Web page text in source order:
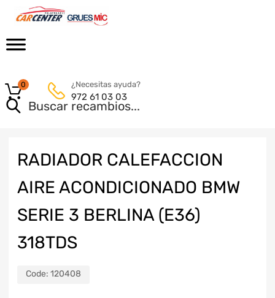
¿Necesitas ayuda?
972 61 03 03
0
RADIADOR CALEFACCION
AIRE ACONDICIONADO BMW
SERIE 3 BERLINA (E36)
318TDS
Code: 120408